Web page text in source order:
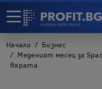
Начало
Бизнес
Меденият месец за
вярата